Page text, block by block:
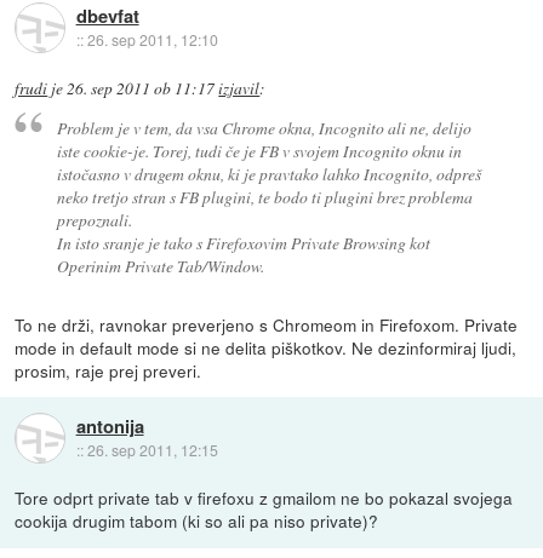
dbevfat
::26. sep 2011, 12:10
frudi je26. sep 2011 ob 11:17izjavil:
Problem je v tem, da vsa Chrome okna, Incognito ali ne, delijo
iste cookie-je. Torej, tudi če je FB v svojem Incognito oknu in
istočasno v drugem oknu, ki je pravtako lahko Incognito, odpreš
neko tretjo stran s FB plugini, te bodo ti plugini brez problema
prepoznali.
In isto sranje je tako s Firefoxovim Private Browsing kot
Operinim Private Tab/Window.
To ne drži, ravnokar preverjeno s Chromeom in Firefoxom. Private
mode in default mode si ne delita piškotkov. Ne dezinformiraj ljudi,
prosim, raje prej preveri.
antonija
::26. sep 2011, 12:15
Tore odprt private tab v firefoxu z gmailom ne bo pokazal svojega
cookija drugim tabom (ki so ali pa niso private)?